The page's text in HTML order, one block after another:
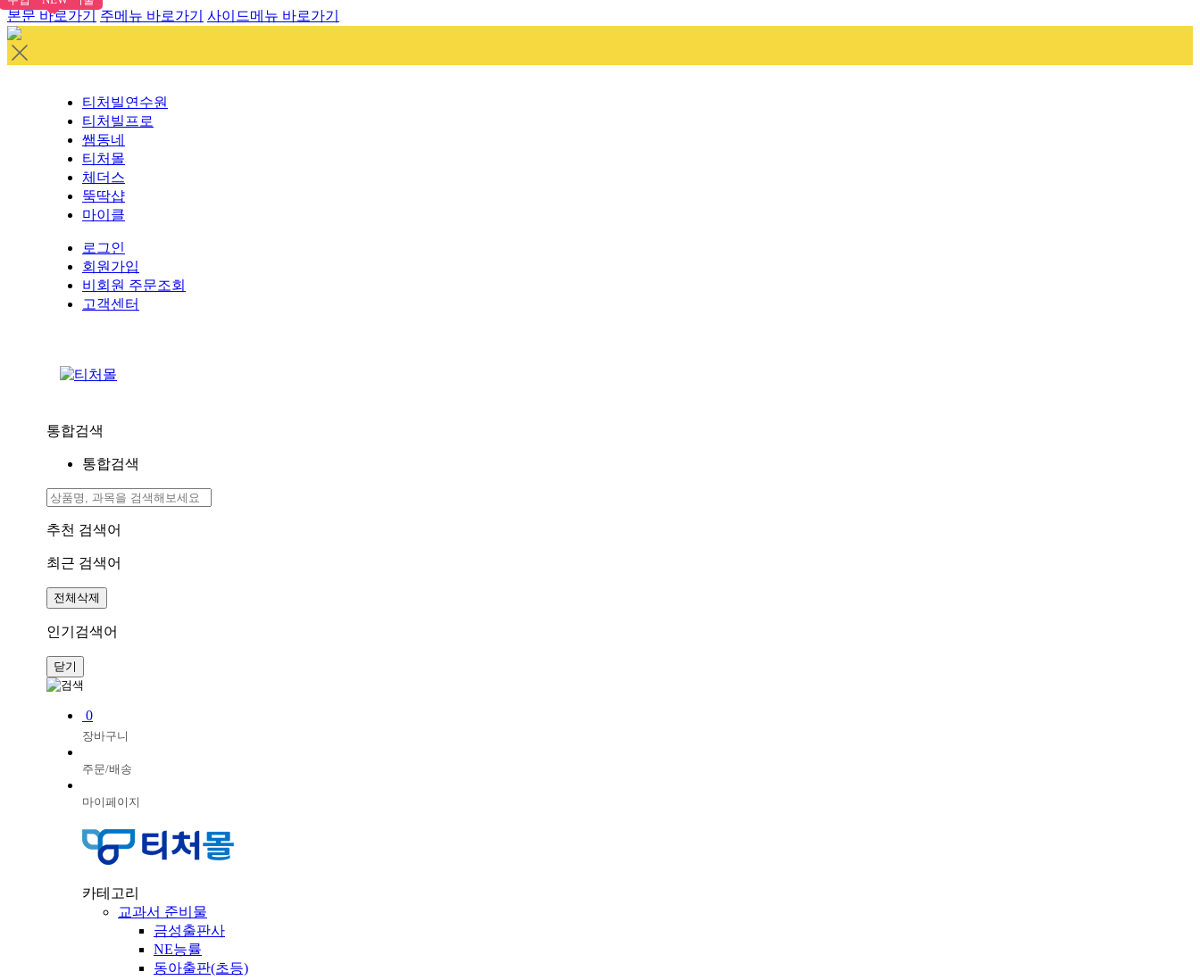
본문 바로가기 주메뉴 바로가기 사이드메뉴 바로가기
티처빌연수원
티처빌프로
쌤동네
티처몰
체더스
뚝딱샵
마이클
로그인
회원가입
비회원 주문조회
고객센터
통합검색
통합검색
추천 검색어
최근 검색어
전체삭제
인기검색어
닫기
0
장바구니
주문/배송
마이페이지
카테고리
교과서 준비물
금성출판사
NE능률
동아출판(초등)